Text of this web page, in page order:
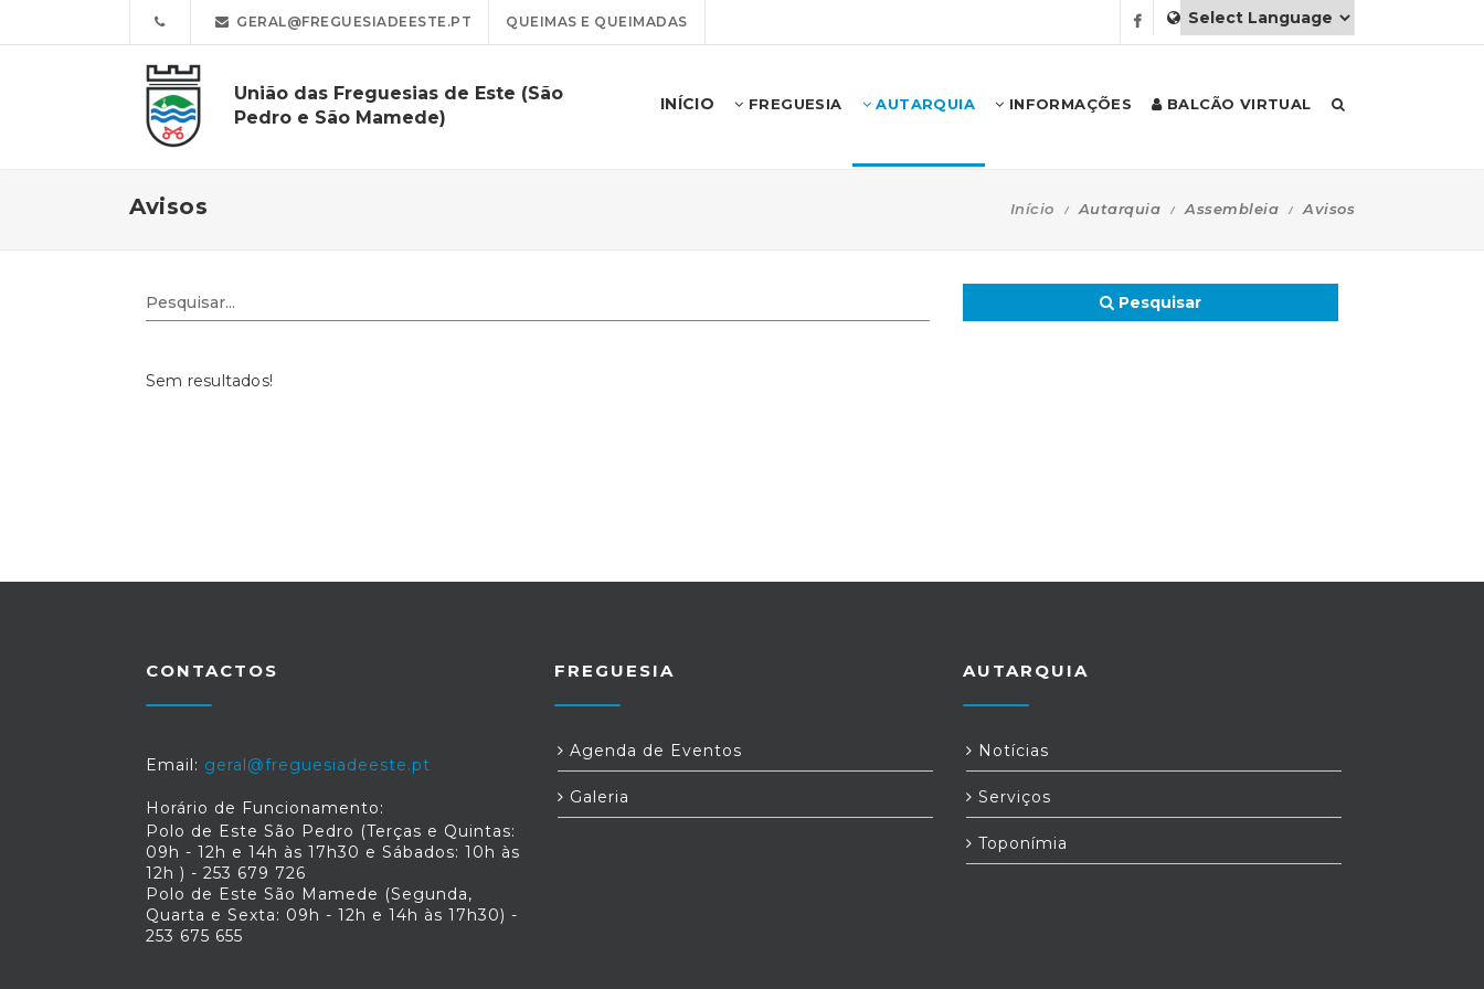
GERAL@FREGUESIADEESTE.PT QUEIMAS E QUEIMADAS
União das Freguesias de Este (São
Pedro e São Mamede)
INÍCIO FREGUESIA AUTARQUIA INFORMAÇÕES BALCÃO VIRTUAL
Avisos Início Autarquia Assembleia Avisos
Pesquisar
Sem resultados!
CONTACTOS
Email: geral@freguesiadeeste.pt
Horário de Funcionamento:
Polo de Este São Pedro (Terças e Quintas:
09h - 12h e 14h às 17h30 e Sábados: 10h às
12h ) - 253 679 726
Polo de Este São Mamede (Segunda,
Quarta e Sexta: 09h - 12h e 14h às 17h30) -
253 675 655
FREGUESIA
Agenda de Eventos
Galeria
AUTARQUIA
Notícias
Serviços
Toponímia